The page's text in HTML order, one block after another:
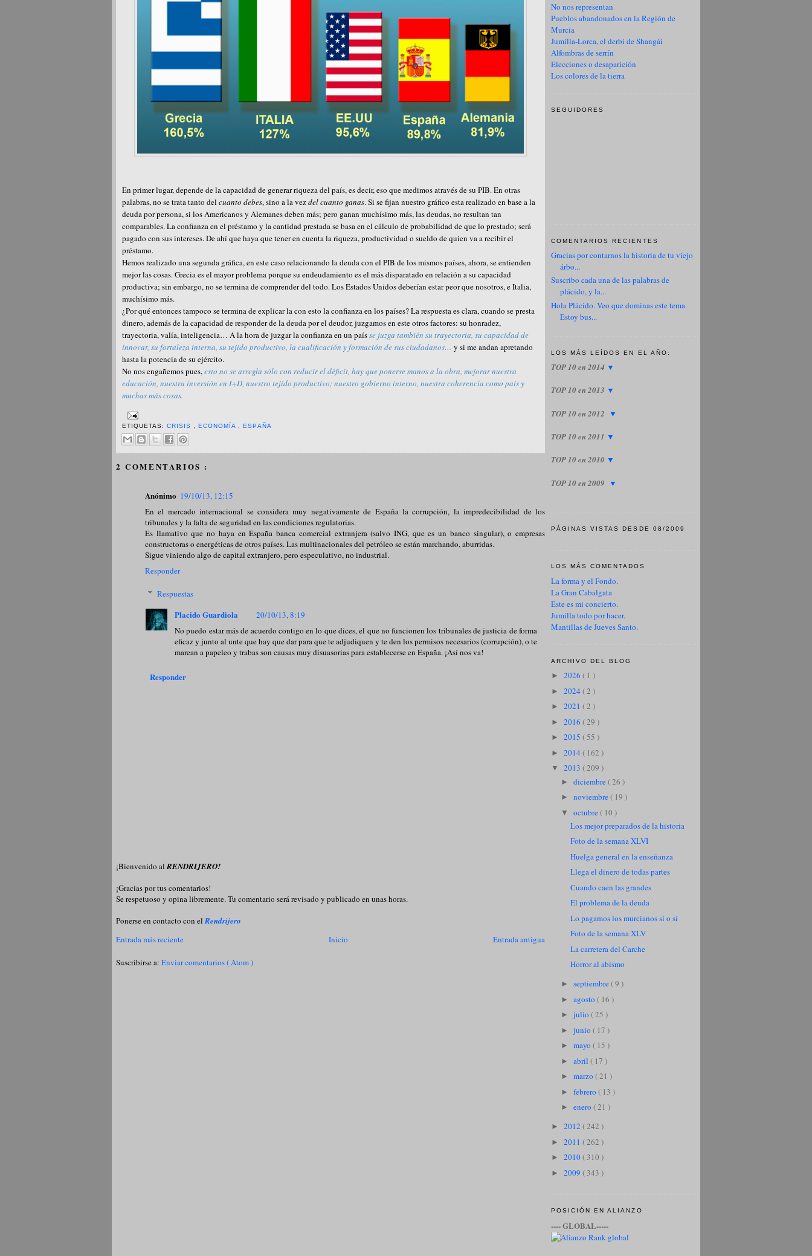
En primer lugar, depende de la capacidad de generar riqueza del país, es decir, eso que medimos através de su PIB. En otras
palabras, no se trata tanto del cuanto debes, sino a la vezdel cuanto ganas. Si se fijan nuestro gráfico esta realizado en base a la
deuda por persona, si los Americanos y Alemanes deben más; pero ganan muchísimo más, las deudas, no resultan tan
comparables. La confianza en el préstamo y la cantidad prestada se basa en el cálculo de probabilidad de que lo prestado; será
pagado con sus intereses. De ahí que haya que tener en cuenta la riqueza, productividad o sueldo de quien va a recibir el
préstamo.
Hemos realizado una segunda gráfica, en este caso relacionando la deuda con el PIB de los mismos países, ahora, se entienden
mejor las cosas. Grecia es el mayor problema porque su endeudamiento es el más disparatado en relación a su capacidad
productiva; sin embargo, no se termina de comprender del todo. Los Estados Unidos deberían estar peor que nosotros, e Italia,
muchísimo más.
¿Por qué entonces tampoco se termina de explicar la con esto la confianza en los países? La respuesta es clara, cuando se presta
dinero, además de la capacidad de responder de la deuda por el deudor, juzgamos en este otros factores: su honradez,
trayectoria, valía, inteligencia… A la hora de juzgar la confianza en un paísse juzga también su trayectoria, su capacidad de
innovar, su fortaleza interna, su tejido productivo, la cualificación y formación de sus ciudadanos… y si me andan apretando
hasta la potencia de su ejército.
No nos engañemos pues, esto no se arregla sólo con reducir el déficit, hay que ponerse manos a la obra, mejorar nuestra
educación, nuestra inversión en I+D, nuestro tejido productivo; nuestro gobierno interno, nuestra coherencia como país y
muchas más cosas.
ETIQUETAS:CRISIS ,ECONOMÍA ,ESPAÑA
2 COMENTARIOS :
Anónimo 19/10/13, 12:15
En el mercado internacional se considera muy negativamente de España la corrupción, la impredecibilidad de los
tribunales y la falta de seguridad en las condiciones regulatorias.
Es llamativo que no haya en España banca comercial extranjera (salvo ING, que es un banco singular), o empresas
constructoras o energéticas de otros países. Las multinacionales del petróleo se están marchando, aburridas.
Sigue viniendo algo de capital extranjero, pero especulativo, no industrial.
Responder
Respuestas
Placido Guardiola
20/10/13, 8:19
No puedo estar más de acuerdo contigo en lo que dices, el que no funcionen los tribunales de justicia de forma
eficaz y junto al unte que hay que dar para que te adjudiquen y te den los permisos necesarios (corrupción), o te
marean a papeleo y trabas son causas muy disuasorias para establecerse en España. ¡Así nos va!
Responder
¡Bienvenido alRENDRIJERO!
¡Gracias por tus comentarios!
Se respetuoso y opina libremente. Tu comentario será revisado y publicado en unas horas.
Ponerse en contacto con elRendrijero
Entrada más reciente
Entrada antigua
Inicio
Suscribirse a: Enviar comentarios ( Atom )
No nos representan
Pueblos abandonados en la Región de
Murcia
Jumilla-Lorca, el derbi de Shangái
Alfombras de serrín
Elecciones o desaparición
Los colores de la tierra
SEGUIDORES
COMENTARIOS RECIENTES
Gracias por contarnos la historia de tu viejo
árbo...
Suscribo cada una de las palabras de
plácido, y la...
Hola Plácido. Veo que dominas este tema.
Estoy bus...
LOS MÁS LEÍDOS EN EL AÑO:
TOP 10 en 2014 ▼
TOP 10 en 2013 ▼
TOP 10 en 2012 ▼
TOP 10 en 2011 ▼
TOP 10 en 2010 ▼
TOP 10 en 2009 ▼
PÁGINAS VISTAS DESDE 08/2009
LOS MÁS COMENTADOS
La forma y el Fondo.
La Gran Cabalgata
Este es mi concierto.
Jumilla todo por hacer.
Mantillas de Jueves Santo.
ARCHIVO DEL BLOG
► 2026 ( 1 )
► 2024 ( 2 )
► 2021 ( 2 )
► 2016 ( 29 )
► 2015 ( 55 )
► 2014 ( 162 )
▼ 2013 ( 209 )
► diciembre( 26 )
► noviembre( 19 )
▼ octubre( 10 )
Los mejor preparados de la historia
Foto de la semana XLVI
Huelga general en la enseñanza
Llega el dinero de todas partes
Cuando caen las grandes
El problema de la deuda
Lo pagamos los murcianos sí o sí
Foto de la semana XLV
La carretera del Carche
Horror al abismo
► septiembre( 9 )
► agosto ( 16 )
► julio ( 25 )
► junio ( 17 )
► mayo ( 15 )
► abril ( 17 )
► marzo ( 21 )
► febrero ( 13 )
► enero ( 21 )
► 2012 ( 242 )
► 2011 ( 262 )
► 2010( 310 )
► 2009 ( 343 )
POSICIÓN EN ALIANZO
---- GLOBAL-----